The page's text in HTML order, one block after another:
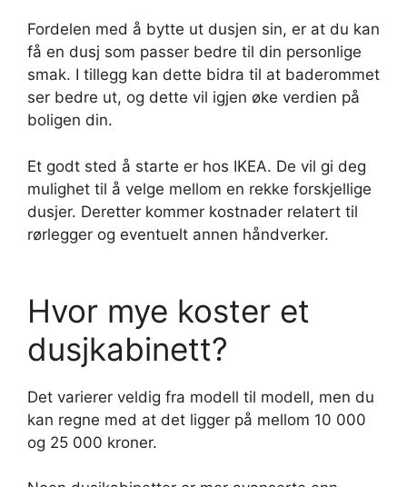
Fordelen med å bytte ut dusjen sin, er at du kan
få en dusj som passer bedre til din personlige
smak. I tillegg kan dette bidra til at baderommet
ser bedre ut, og dette vil igjen øke verdien på
boligen din.
Et godt sted å starte er hos IKEA. De vil gi deg
mulighet til å velge mellom en rekke forskjellige
dusjer. Deretter kommer kostnader relatert til
rørlegger og eventuelt annen håndverker.
Hvor mye koster et
dusjkabinett?
Det varierer veldig fra modell til modell, men du
kan regne med at det ligger på mellom 10 000
og 25 000 kroner.